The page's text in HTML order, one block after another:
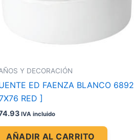
Y DECORACIÓN
ED FAENZA BLANCO 6892
RED ]
IVA incluido
AÑADIR AL CARRITO